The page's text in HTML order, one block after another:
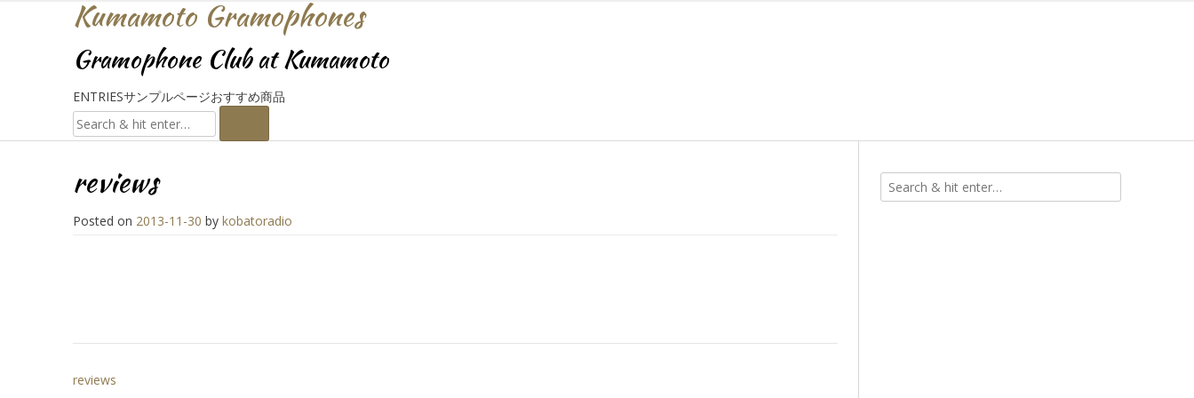
Kumamoto Gramophones
Gramophone Club at Kumamoto
ENTRIESサンプルページおすすめ商品
reviews
Posted on 2013-11-30 by kobatoradio
投
reviews